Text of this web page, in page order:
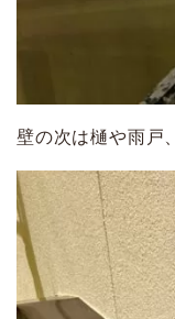
壁の次は樋や雨戸